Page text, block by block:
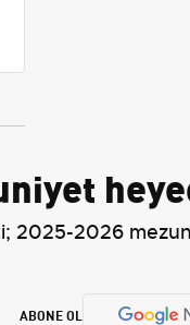
2025-2026
ABONE OL